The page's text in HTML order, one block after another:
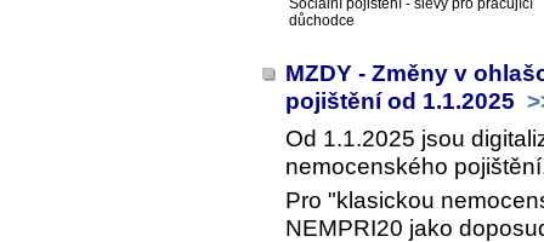
důchodce
MZDY - Změny v
pojištění od 1.1.2025
Od 1.1.2025 jsou
nemocenského
Pro "klasickou
NEMPRI20 jako